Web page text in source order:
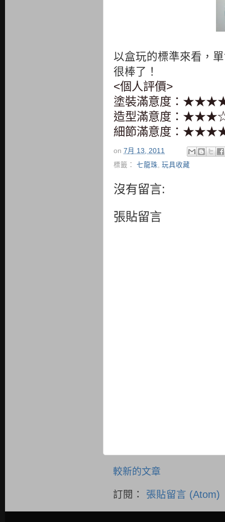
以盒玩的標準來看，
很棒了！
<個人評價>
塗裝滿意度：
造型滿意度：★★★
細節滿意度：★★★
on 7月 13, 2011
標籤： 七龍珠 玩具收藏
沒有留言:
張貼留言
較新的文章
訂閱： 張貼留言 (Atom)